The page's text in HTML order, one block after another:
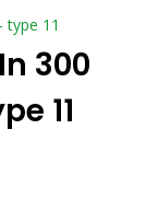
type 11
300
11